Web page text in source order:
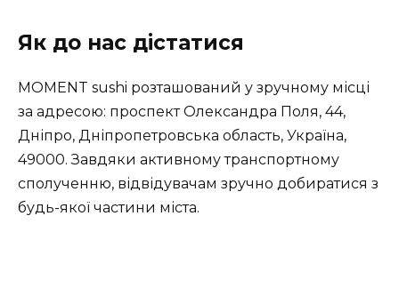
Як до нас дістатися
MOMENT sushi розташований у зручному місці
за адресою: проспект Олександра Поля, 44,
Дніпро, Дніпропетровська область, Україна,
49000. Завдяки активному транспортному
сполученню, відвідувачам зручно добиратися з
будь-якої частини міста.